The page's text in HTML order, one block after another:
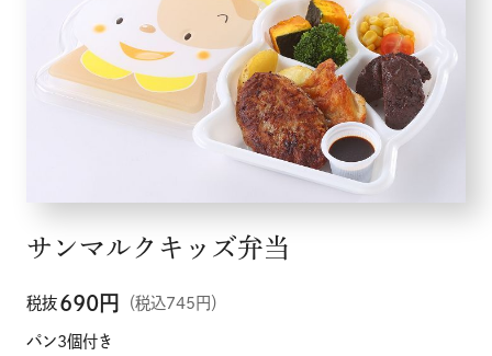
サンマルクキッズ弁当
税抜 690円 （税込745円）
パン3個付き